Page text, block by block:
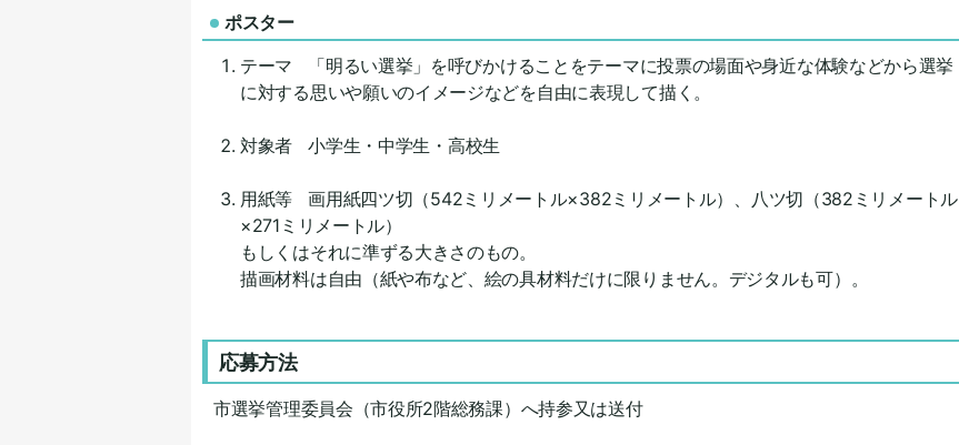
ポスター
テーマ 「明るい選挙」を呼びかけることをテーマに投票の場面や身近な体験などから選挙
に対する思いや願いのイメージなどを自由に表現して描く。
対象者小学生・中学生・高校生
用紙等画用紙四ツ切（542ミリメートル×382ミリメートル）、八ツ切（382ミリメートル
×271ミリメートル）
もしくはそれに準ずる大きさのもの。
描画材料は自由（紙や布など、絵の具材料だけに限りません。デジタルも可）。
応募方法
市選挙管理委員会（市役所2階総務課）へ持参又は送付